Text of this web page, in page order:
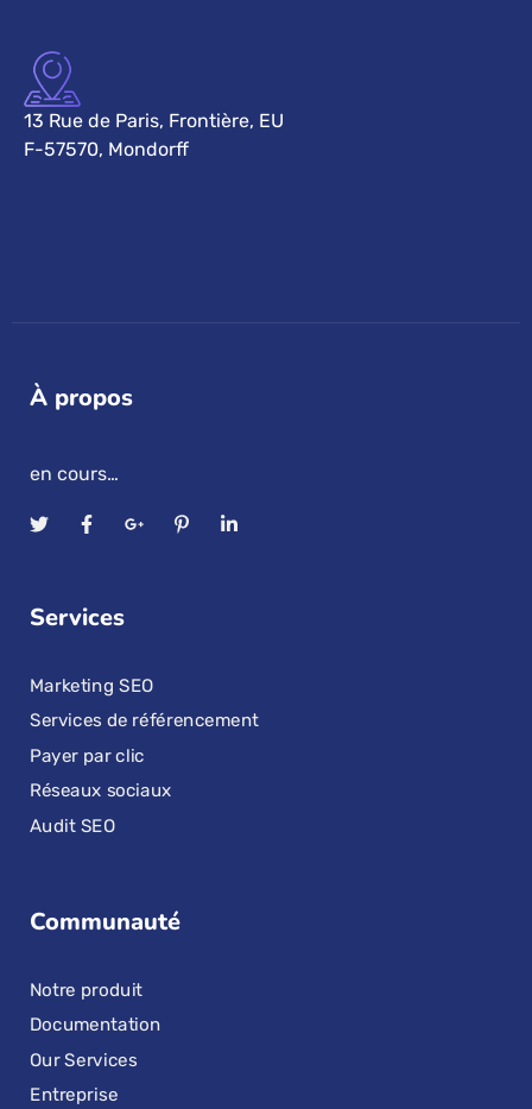
13 Rue de Paris, Frontière, EU
F-57570, Mondorff
À propos
en cours…
Services
Marketing SEO
Services de référencement
Payer par clic
Réseaux sociaux
Audit SEO
Communauté
Notre produit
Documentation
Our Services
Entreprise